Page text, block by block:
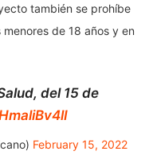
también se prohíbe
de 18 años y en
del 15 de
February 15, 2022